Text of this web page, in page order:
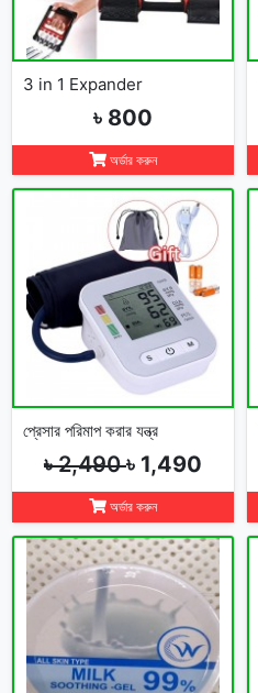
3 in 1 Expander
৳ 800
অর্ডার করুন
প্রেসার পরিমাপ করার যন্ত্র
৳ 2,490৳ 1,490
অর্ডার করুন